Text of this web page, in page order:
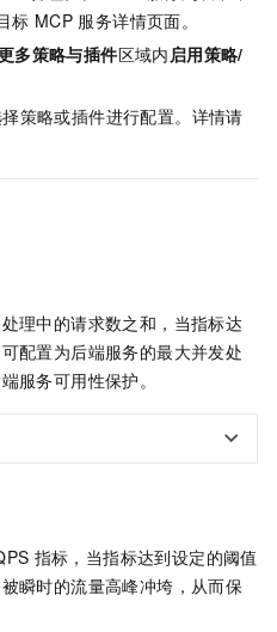
MCP 服务详情页面。
多策略与插件区域内启用策略/
策略或插件进行配置。详情请
理中的请求数之和，当指标达
配置为后端服务的最大并发处
服务可用性保护。
指标，当指标达到设定的阈值
瞬时的流量高峰冲垮，从而保